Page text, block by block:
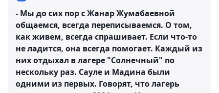
- Мы до сих пор с Жанар Жумабаевной
общаемся, всегда переписываемся. О том,
как живем, всегда спрашивает. Если что-то
не ладится, она всегда помогает. Каждый из
них отдыхал в лагере "Солнечный" по
нескольку раз. Сауле и Мадина были
одними из первых. Говорят, что лагерь